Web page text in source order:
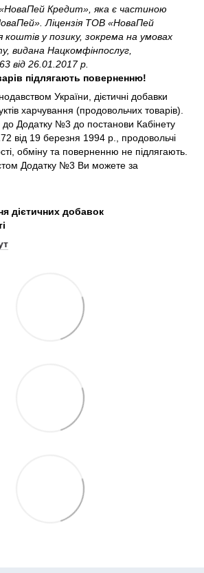
Кредит», яка є частиною
». Ліцензія ТОВ «НоваПей
у позику, зокрема на умовах
видана Нацкомфінпослуг,
від 26.01.2017 р.
підлягають поверненню!
України, дієтичні добавки
харчування (продовольчих товарів).
до Додатку №3 до постанови Кабінету
від 19 березня 1994 р., продовольчі
обміну та поверненню не підлягають.
Додатку №3 Ви можете за
дієтичних добавок